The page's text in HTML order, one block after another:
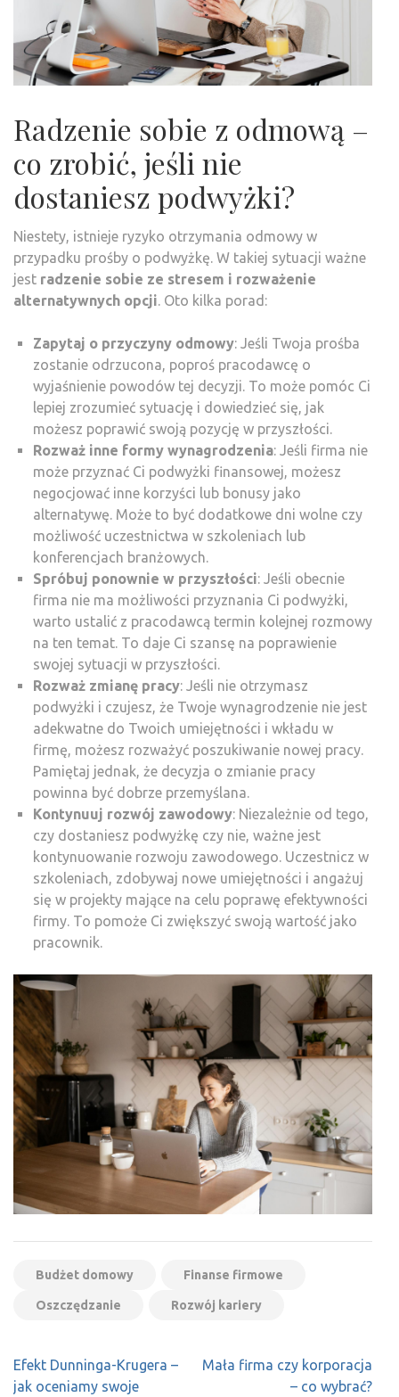
Radzenie sobie z odmową –
co zrobić, jeśli nie
dostaniesz podwyżki?
Niestety, istnieje ryzyko otrzymania odmowy w
przypadku prośby o podwyżkę. W takiej sytuacji ważne
jest radzenie sobie ze stresem i rozważenie
alternatywnych opcji. Oto kilka porad:
Zapytaj o przyczyny odmowy: Jeśli Twoja prośba
zostanie odrzucona, poproś pracodawcę o
wyjaśnienie powodów tej decyzji. To może pomóc Ci
lepiej zrozumieć sytuację i dowiedzieć się, jak
możesz poprawić swoją pozycję w przyszłości.
Rozważ inne formy wynagrodzenia: Jeśli firma nie
może przyznać Ci podwyżki finansowej, możesz
negocjować inne korzyści lub bonusy jako
alternatywę. Może to być dodatkowe dni wolne czy
możliwość uczestnictwa w szkoleniach lub
konferencjach branżowych.
Spróbuj ponownie w przyszłości: Jeśli obecnie
firma nie ma możliwości przyznania Ci podwyżki,
warto ustalić z pracodawcą termin kolejnej rozmowy
na ten temat. To daje Ci szansę na poprawienie
swojej sytuacji w przyszłości.
Rozważ zmianę pracy: Jeśli nie otrzymasz
podwyżki i czujesz, że Twoje wynagrodzenie nie jest
adekwatne do Twoich umiejętności i wkładu w
firmę, możesz rozważyć poszukiwanie nowej pracy.
Pamiętaj jednak, że decyzja o zmianie pracy
powinna być dobrze przemyślana.
Kontynuuj rozwój zawodowy: Niezależnie od tego,
czy dostaniesz podwyżkę czy nie, ważne jest
kontynuowanie rozwoju zawodowego. Uczestnicz w
szkoleniach, zdobywaj nowe umiejętności i angażuj
się w projekty mające na celu poprawę efektywności
firmy. To pomoże Ci zwiększyć swoją wartość jako
pracownik.
Budżet domowy Finanse firmowe
Oszczędzanie Rozwój kariery
Nawigacja
wpisu
Efekt Dunninga-Krugera –
jak oceniamy swoje
Mała firma czy korporacja
– co wybrać?